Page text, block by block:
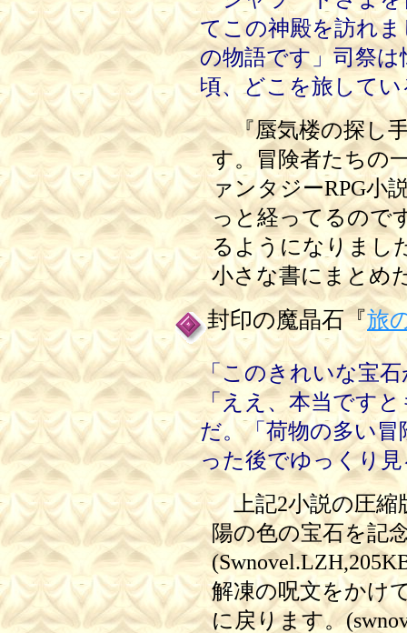
てこの神殿を訪れ
の物語です」司祭
頃、どこを旅して
『蜃気楼の探し手
す。冒険者たちの
ァンタジーRPG小
っと経ってるの
るようになりまし
小さな書にまとめ
封印の魔晶石『旅
「このきれいな宝
「ええ、本当です
だ。「荷物の多い
った後でゆっくり
上記2小説の圧縮
陽の色の宝石を記
解凍の呪文をかけ
に戻ります。